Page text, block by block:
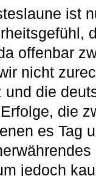
ist
offenbar
nicht
und die
die
es Tag
jedoch